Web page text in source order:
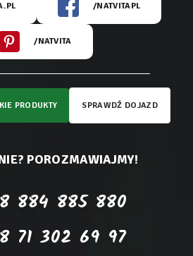
/NATVITAPL
/NATVITA
PRODUKTY SPRAWDŹ DOJAZD
POROZMAWIAJMY!
884 885 880
71 302 69 97